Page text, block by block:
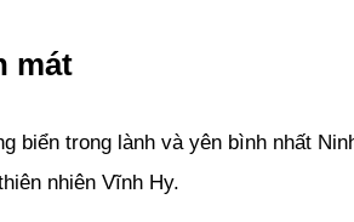
mát
trong lành và yên bình nhất
nhiên Vĩnh Hy.